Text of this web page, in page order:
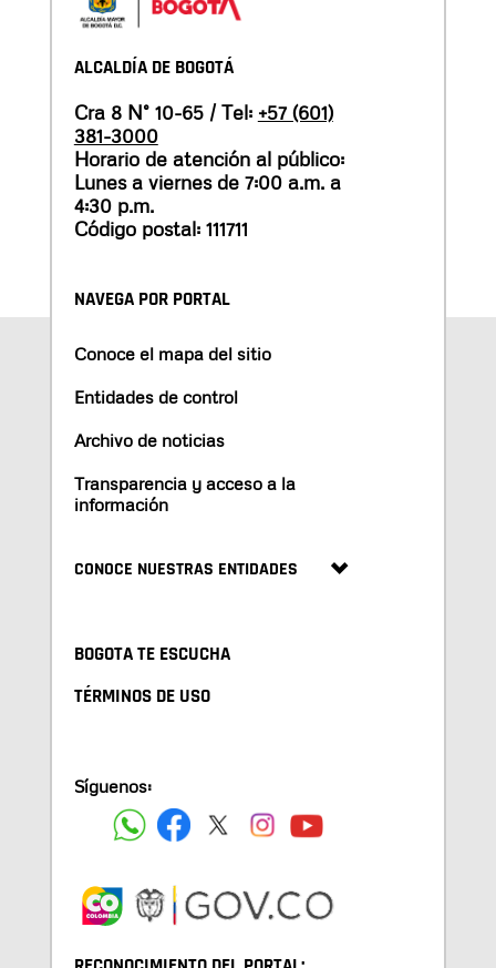
ALCALDÍA DE BOGOTÁ
Cra 8 N° 10-65 / Tel: +57 (601)
381-3000
Horario de atención al público:
Lunes a viernes de 7:00 a.m. a
4:30 p.m.
Código postal: 111711
NAVEGA POR PORTAL
Conoce el mapa del sitio
Entidades de control
Archivo de noticias
Transparencia y acceso a la
información
CONOCE NUESTRAS ENTIDADES
BOGOTA TE ESCUCHA
TÉRMINOS DE USO
Síguenos: